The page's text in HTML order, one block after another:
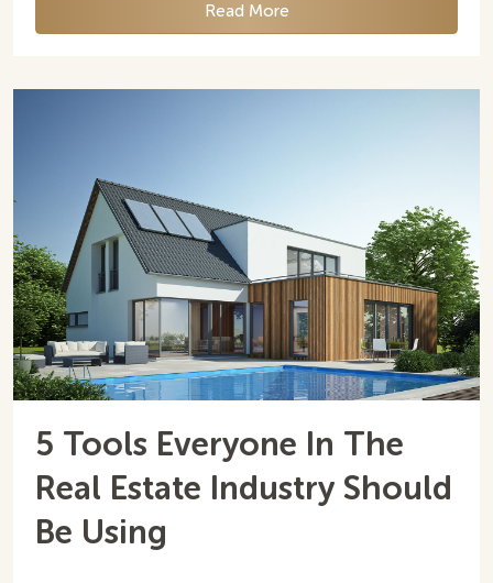
Read More
5 Tools Everyone In The
Real Estate Industry Should
Be Using